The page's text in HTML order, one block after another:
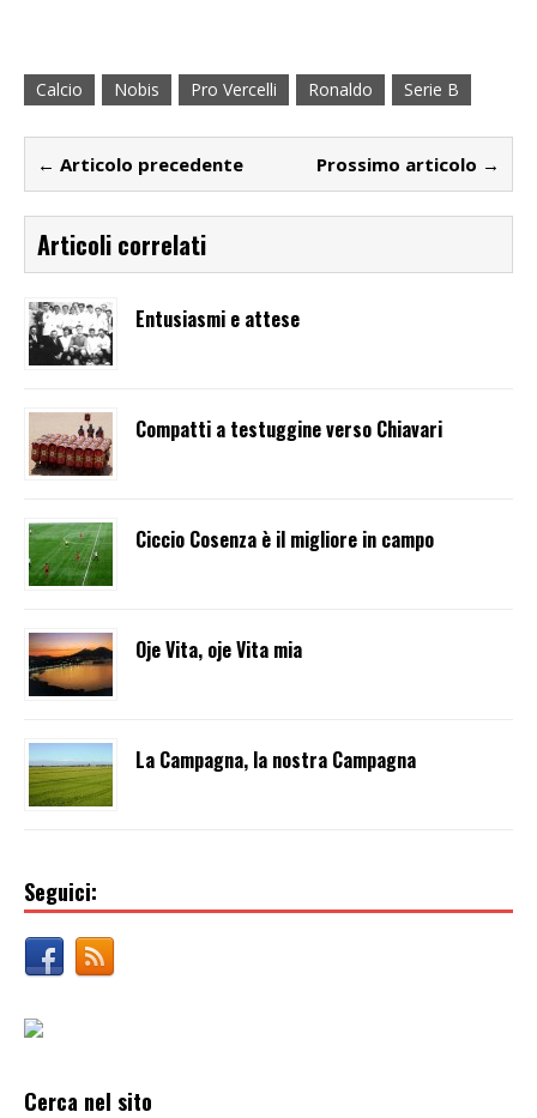
Calcio Nobis Pro Vercelli Ronaldo Serie B
← Articolo precedente Prossimo articolo →
Articoli correlati
Entusiasmi e attese
Compatti a testuggine verso Chiavari
Ciccio Cosenza è il migliore in campo
Oje Vita, oje Vita mia
La Campagna, la nostra Campagna
Seguici:
Cerca nel sito